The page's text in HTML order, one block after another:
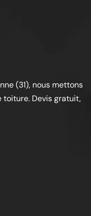
(31), nous mettons
toiture. Devis gratuit,